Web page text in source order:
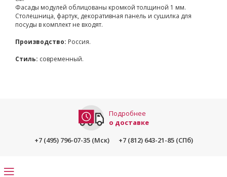
Фасады модулей облицованы кромкой толщиной 1 мм.
Столешница, фартук, декоративная панель и сушилка для
посуды в комплект не входят.
Производство: Россия.
Стиль: современный.
Подробнее
о доставке
+7 (495) 796-07-35 (Мск)
+7 (812) 643-21-85 (СПб)